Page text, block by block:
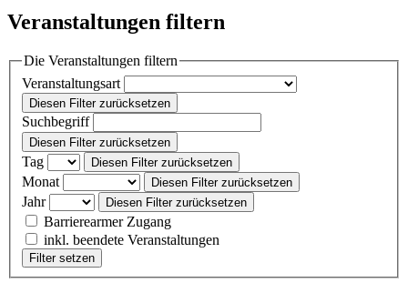
Veranstaltungen filtern
Die Veranstaltungen filtern
Veranstaltungsart
Diesen Filter zurücksetzen
Suchbegriff
Diesen Filter zurücksetzen
Tag Diesen Filter zurücksetzen
Monat Diesen Filter zurücksetzen
Jahr Diesen Filter zurücksetzen
Barrierearmer Zugang
inkl. beendete Veranstaltungen
Filter setzen